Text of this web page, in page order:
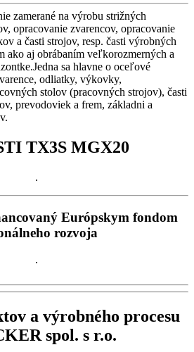
zamerané na výrobu strižných
opracovanie zvarencov, opracovanie
a časti strojov, resp. časti výrobných
ako aj obrábaním veľkorozmerných a
sa hlavne o oceľové
odliatky, výkovky,
stolov (pracovných strojov), časti
prevodoviek a frem, základni a
TX3S MGX20
.
Európskym fondom
rozvoja
.
a výrobného procesu
spol. s r.o.